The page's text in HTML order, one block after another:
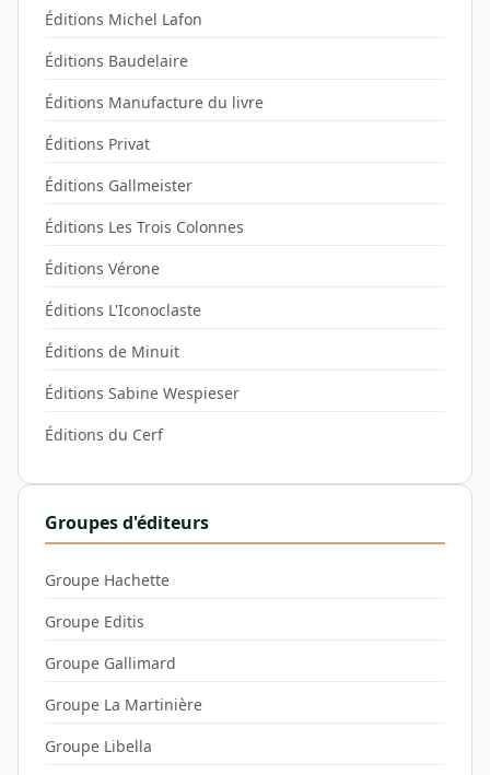
Éditions Michel Lafon
Éditions Baudelaire
Éditions Manufacture du livre
Éditions Privat
Éditions Gallmeister
Éditions Les Trois Colonnes
Éditions Vérone
Éditions L'Iconoclaste
Éditions de Minuit
Éditions Sabine Wespieser
Éditions du Cerf
Groupes d'éditeurs
Groupe Hachette
Groupe Editis
Groupe Gallimard
Groupe La Martinière
Groupe Libella